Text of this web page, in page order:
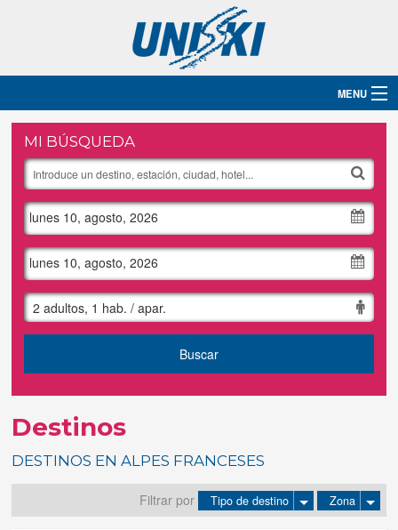
MENU
Inicio
Destinos
Hoteles
Grupos
Contacto
Tus reservas
Inicia sessión
MI BÚSQUEDA
lunes 10, agosto, 2026
lunes 10, agosto, 2026
2 adultos, 1 hab. / apar.
Buscar
Destinos
DESTINOS EN ALPES FRANCESES
Filtrar por Tipo de destino Zona